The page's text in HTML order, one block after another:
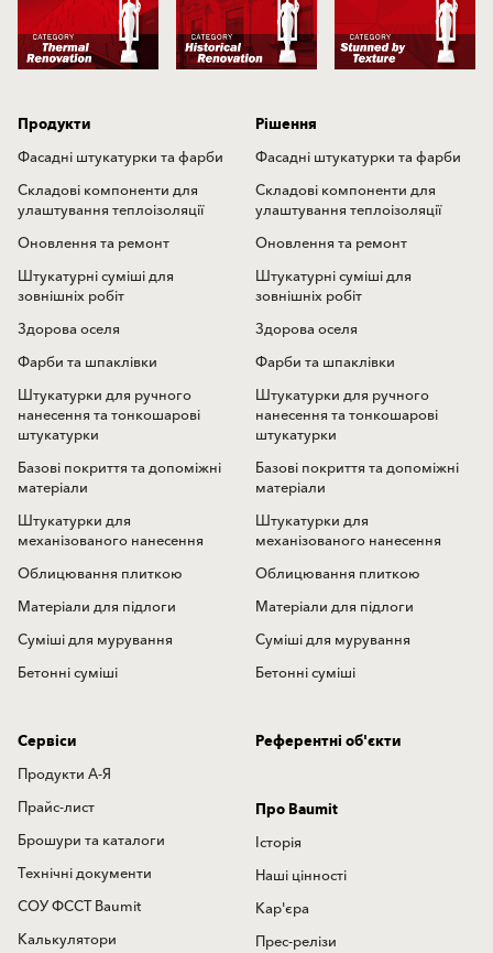
Продукти
Фасадні штукатурки та фарби
Складові компоненти для
улаштування теплоізоляції
Оновлення та ремонт
Штукатурні суміші для
зовнішніх робіт
Здорова оселя
Фарби та шпаклівки
Штукатурки для ручного
нанесення та тонкошарові
штукатурки
Базові покриття та допоміжні
матеріали
Штукатурки для
механізованого нанесення
Облицювання плиткою
Матеріали для підлоги
Суміші для мурування
Бетонні суміші
Рішення
Фасадні штукатурки та фарби
Складові компоненти для
улаштування теплоізоляції
Оновлення та ремонт
Штукатурні суміші для
зовнішніх робіт
Здорова оселя
Фарби та шпаклівки
Штукатурки для ручного
нанесення та тонкошарові
штукатурки
Базові покриття та допоміжні
матеріали
Штукатурки для
механізованого нанесення
Облицювання плиткою
Матеріали для підлоги
Суміші для мурування
Бетонні суміші
Сервіси
Продукти А-Я
Прайс-лист
Брошури та каталоги
Технічні документи
СОУ ФССТ Baumit
Калькулятори
Референтні об'єкти
Про Baumit
Історія
Наші цінності
Кар'єра
Прес-релізи